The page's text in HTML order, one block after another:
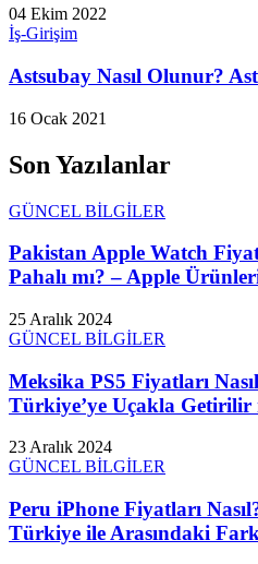
04 Ekim 2022
İş-Girişim
Astsubay Nasıl Olunur?
16 Ocak 2021
Son Yazılanlar
GÜNCEL BİLGİLER
Pakistan Apple Watch
Pahalı mı? – Apple
25 Aralık 2024
GÜNCEL BİLGİLER
Meksika PS5 Fiyatları
Türkiye’ye Uçakla Getirilir
23 Aralık 2024
GÜNCEL BİLGİLER
Peru iPhone Fiyatları
Türkiye ile Arasındaki